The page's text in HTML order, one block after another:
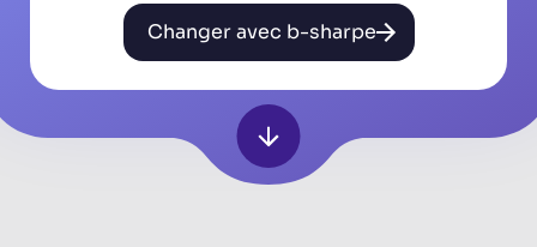
Changer avec b-sharpe